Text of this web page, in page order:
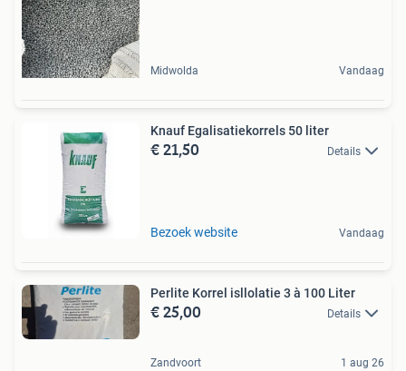
Midwolda Vandaag
Knauf Egalisatiekorrels 50 liter
€ 21,50 Details
Bezoek website Vandaag
Perlite Korrel isllolatie 3 à 100 Liter
€ 25,00 Details
Zandvoort 1 aug 26